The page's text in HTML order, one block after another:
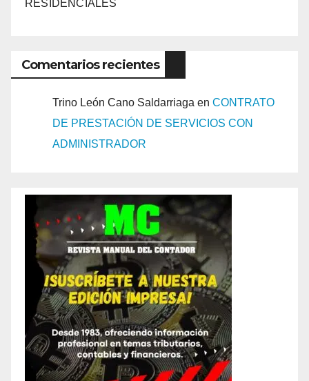
RESIDENCIALES
Comentarios recientes
Trino León Cano Saldarriaga en CONTRATO
DE PRESTACIÓN DE SERVICIOS CON
ADMINISTRADOR